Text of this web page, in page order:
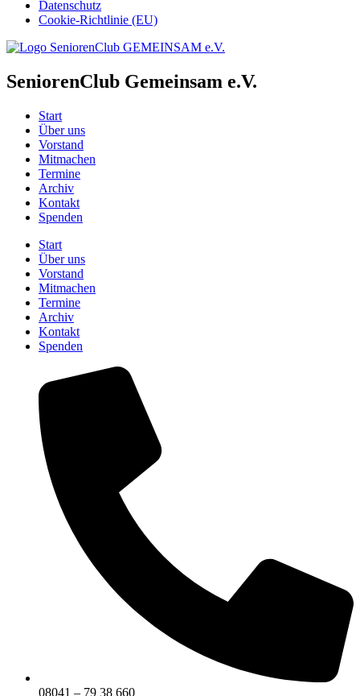
Datenschutz
Cookie-Richtlinie (EU)
SeniorenClub Gemeinsam e.V.
Start
Über uns
Vorstand
Mitmachen
Termine
Archiv
Kontakt
Spenden
Start
Über uns
Vorstand
Mitmachen
Termine
Archiv
Kontakt
Spenden
08041 – 79 38 660